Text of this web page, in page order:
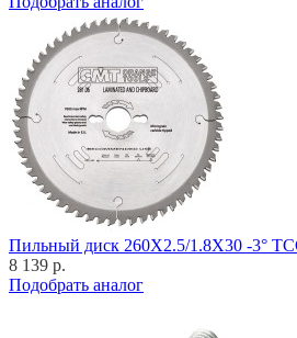
Пильный диск 260X2.5/1.8X30 -3°
8 139 р.
Подобрать аналог